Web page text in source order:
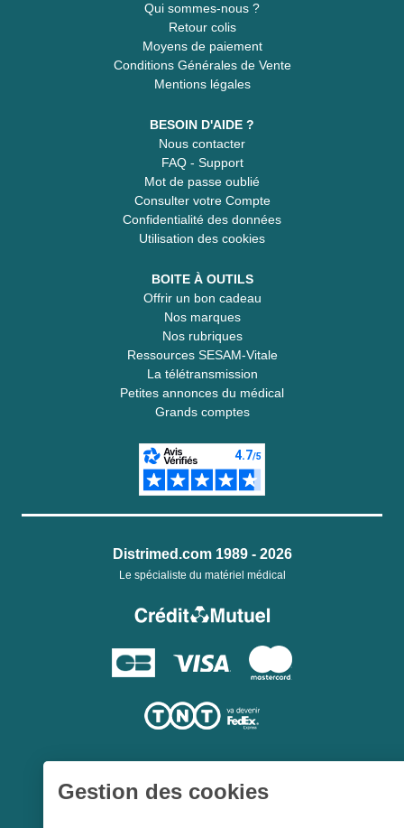
Qui sommes-nous ?
Retour colis
Moyens de paiement
Conditions Générales de Vente
Mentions légales
BESOIN D'AIDE ?
Nous contacter
FAQ - Support
Mot de passe oublié
Consulter votre Compte
Confidentialité des données
Utilisation des cookies
BOITE À OUTILS
Offrir un bon cadeau
Nos marques
Nos rubriques
Ressources SESAM-Vitale
La télétransmission
Petites annonces du médical
Grands comptes
Distrimed.com 1989 - 2026
Le spécialiste du matériel médical
Gestion des cookies